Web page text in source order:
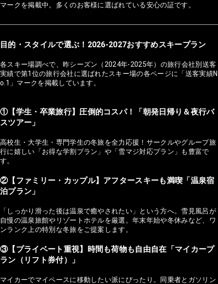
マークを掲載中。多くのお客様に選ばれている安心の証です。
目的・スタイルで選ぶ！2026-2027おすすめスキープラン
各スキー場調べで、昨シーズン（2024年-2025年）の旅行会社別送客
実績で第1位の旅行会社に選ばれたスキー場の各ページに「送客実績N
o.1」マークを掲載しています。
①【学生・卒業旅行】圧倒的コスパ！「朝発日帰り＆夜行バ
スツアー」
高校生・大学生・専門学生の冬旅を全力応援！サークルやグループ旅
行に嬉しい「お得な学割プラン」や「雪マジ対応プラン」も豊富で
す。
②【ファミリー・カップル】アフタースキーも満喫「温泉宿
泊プラン」
「しっかり滑った後は温泉で癒やされたい」という方へ。雪見風呂が
自慢の温泉旅館やリゾートホテルを厳選。年末年始や冬休みなど、ワ
ンランク上の特別な冬旅をご提案します。
③【プライベート重視】時間も荷物も自由自在「マイカープ
ラン（リフト券付）」
マイカーでマイペースに移動したい派にぴったり。同乗者とガソリン